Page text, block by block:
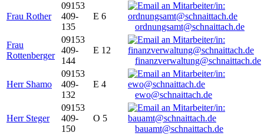
Frau Rother
09153
409-
135
E 6
ordnungsamt@schnaittach.de
Frau
Rottenberger
09153
409-
144
E 12
finanzverwaltung@schnaittach.de
Herr Shamo
09153
409-
132
E 4
ewo@schnaittach.de
Herr Steger
09153
409-
150
O 5
bauamt@schnaittach.de